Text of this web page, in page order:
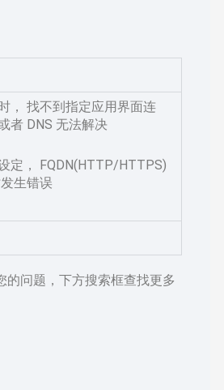
， 找不到指定应用界面连
者 DNS 无法解决
定， FQDN(HTTP/HTTPS)
生错误
的问题，下方搜索框查找更多